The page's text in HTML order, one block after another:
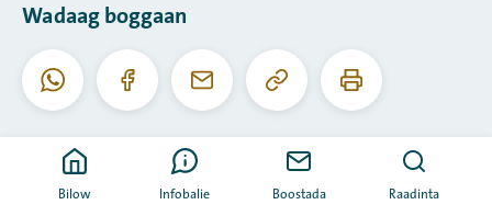
Bilow Infobalie Boostada Raadinta
Wadaag boggaan
WhatsappFacebookI-
Koobiyee
URL-
Daabac
boggaan